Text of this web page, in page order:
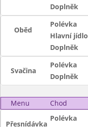
Doplněk
Oběd
Polévka
Hlavní jídlo
Doplněk
Svačina
Polévka
Doplněk
Menu Chod
Přesnídávka
Polévka